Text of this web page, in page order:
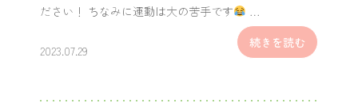
ださい！ ちなみに運動は大の苦手です
…
2023.07.29
続きを読む